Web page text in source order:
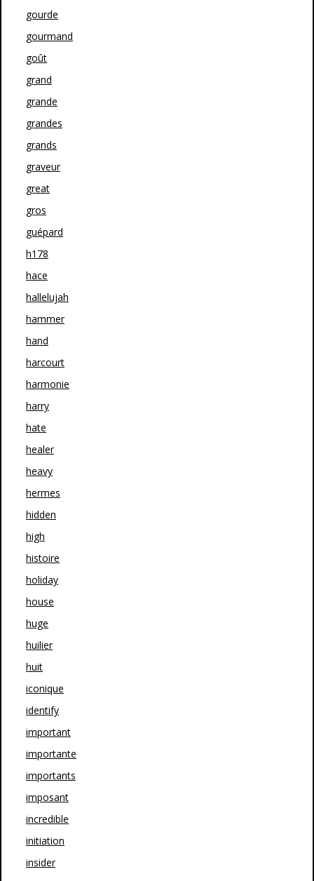
gourde
gourmand
goût
grand
grande
grandes
grands
graveur
great
gros
guépard
h178
hace
hallelujah
hammer
hand
harcourt
harmonie
harry
hate
healer
heavy
hermes
hidden
high
histoire
holiday
house
huge
huilier
huit
iconique
identify
important
importante
importants
imposant
incredible
initiation
insider